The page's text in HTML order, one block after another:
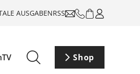
AUSGABENRSS
Shop